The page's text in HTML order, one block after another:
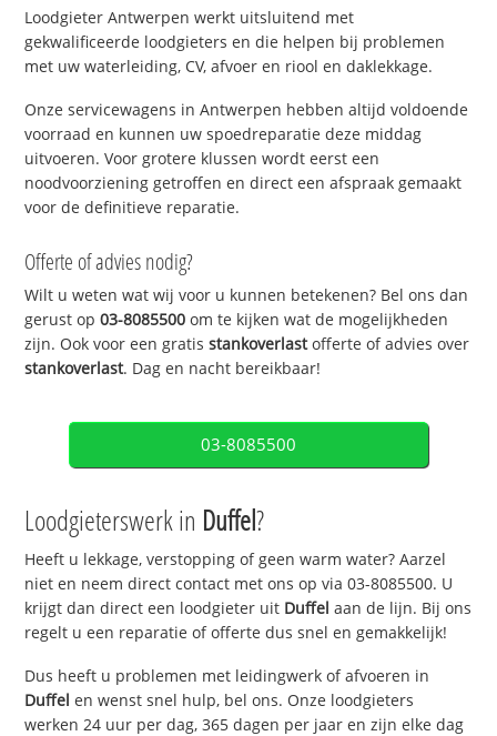
Loodgieter Antwerpen werkt uitsluitend met
gekwalificeerde loodgieters en die helpen bij problemen
met uw waterleiding, CV, afvoer en riool en daklekkage.
Onze servicewagens in Antwerpen hebben altijd voldoende
voorraad en kunnen uw spoedreparatie deze middag
uitvoeren. Voor grotere klussen wordt eerst een
noodvoorziening getroffen en direct een afspraak gemaakt
voor de definitieve reparatie.
Offerte of advies nodig?
Wilt u weten wat wij voor u kunnen betekenen? Bel ons dan
gerust op03-8085500 om te kijken wat de mogelijkheden
zijn. Ook voor een gratisstankoverlastofferte of advies over
stankoverlast. Dag en nacht bereikbaar!
03-8085500
Loodgieterswerk in Duffel?
Heeft u lekkage, verstopping of geen warm water? Aarzel
niet en neem direct contact met ons op via 03-8085500. U
krijgt dan direct een loodgieter uit Duffel aan de lijn. Bij ons
regelt u een reparatie of offerte dus snel en gemakkelijk!
Dus heeft u problemen met leidingwerk of afvoeren in
Duffel en wenst snel hulp, bel ons. Onze loodgieters
werken 24 uur per dag, 365 dagen per jaar en zijn elke dag